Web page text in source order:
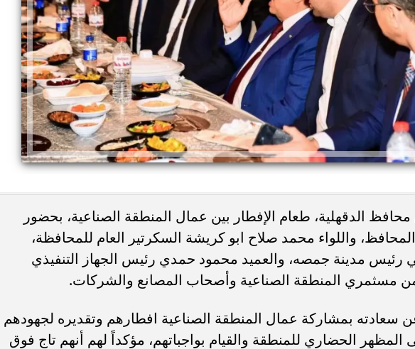
الدقهلية، طعام الإفطار بين عمال المنطقة الصناعية، بحضور
واللواء محمد صلاح ابو كريشة السكرتير العام للمحافظة،
رئيس مدينة جمصه، والعميد محمود حمدي رئيس الجهاز التنفيذي
مسثمري المنطقة الصناعية وأصحاب المصانع والشركات.
سعادته بمشاركة عمال المنطقة الصناعية افطارهم وتقديره لجهودهم
الحضاري للمنطقة والقيام بواجباتهم، مؤكداً لهم أنهم تاج فوق
فيلم مطلوب عائليًا.. كريم عبد العزيز
وياسمين صبري في منافسة صيف 2026
وفاة خورخي ميسي والد نجم الأرجنتين بعد
صراع طويل مع المرض